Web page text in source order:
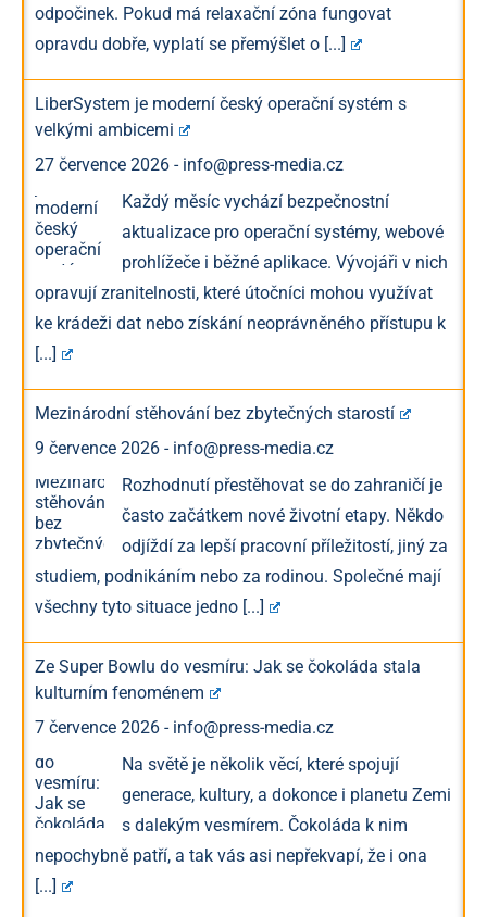
odpočinek. Pokud má relaxační zóna fungovat
opravdu dobře, vyplatí se přemýšlet o [...]
LiberSystem je moderní český operační systém s
velkými ambicemi
27 července 2026 - info@press-media.cz
Každý měsíc vychází bezpečnostní
aktualizace pro operační systémy, webové
prohlížeče i běžné aplikace. Vývojáři v nich
opravují zranitelnosti, které útočníci mohou využívat
ke krádeži dat nebo získání neoprávněného přístupu k
[...]
Mezinárodní stěhování bez zbytečných starostí
9 července 2026 - info@press-media.cz
Rozhodnutí přestěhovat se do zahraničí je
často začátkem nové životní etapy. Někdo
odjíždí za lepší pracovní příležitostí, jiný za
studiem, podnikáním nebo za rodinou. Společné mají
všechny tyto situace jedno [...]
Ze Super Bowlu do vesmíru: Jak se čokoláda stala
kulturním fenoménem
7 července 2026 - info@press-media.cz
Na světě je několik věcí, které spojují
generace, kultury, a dokonce i planetu Zemi
s dalekým vesmírem. Čokoláda k nim
nepochybně patří, a tak vás asi nepřekvapí, že i ona
[...]